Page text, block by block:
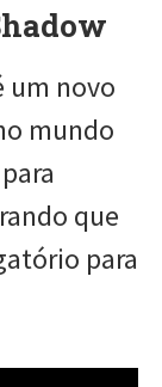
um novo
mundo
que
para